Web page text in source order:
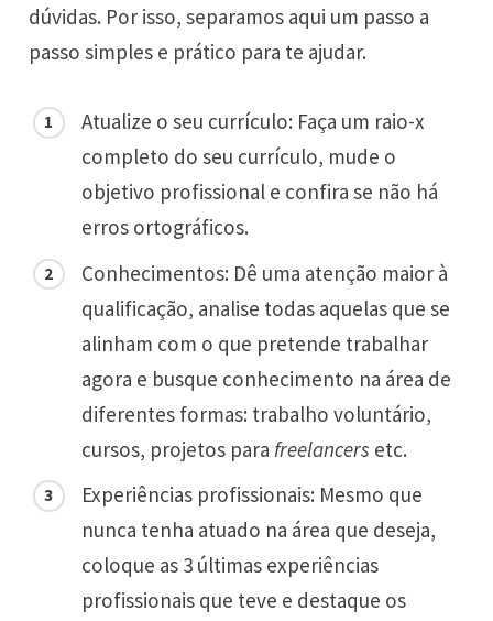
dúvidas. Por isso, separamos aqui um passo a
passo simples e prático para te ajudar.
Atualize o seu currículo: Faça um raio-x
completo do seu currículo, mude o
objetivo profissional e confira se não há
erros ortográficos.
Conhecimentos: Dê uma atenção maior à
qualificação, analise todas aquelas que se
alinham com o que pretende trabalhar
agora e busque conhecimento na área de
diferentes formas: trabalho voluntário,
cursos, projetos para freelancers etc.
Experiências profissionais: Mesmo que
nunca tenha atuado na área que deseja,
coloque as 3 últimas experiências
profissionais que teve e destaque os